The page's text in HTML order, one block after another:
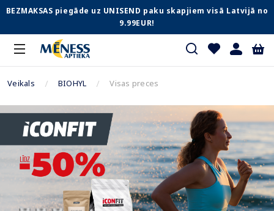
BEZMAKSAS piegāde uz UNISEND paku skapjiem visā Latvijā no
9.99EUR!
Veikals BIOHYL Visas preces